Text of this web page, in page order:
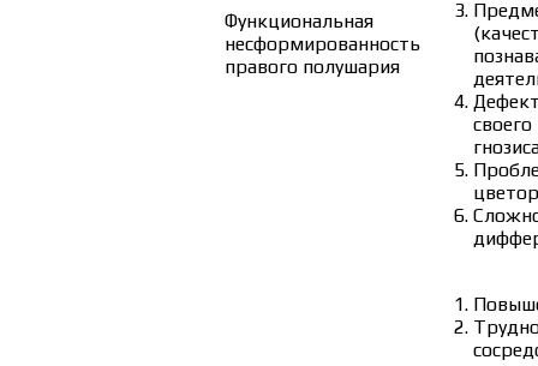
Функциональная
несформированность
правого полушария